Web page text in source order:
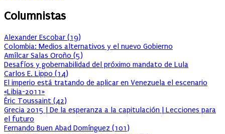
Columnistas
Alexander Escobar (19)
Colombia: Medios alternativos y el nuevo Gobierno
Amílcar Salas Oroño (5)
Desafíos y gobernabilidad del próximo mandato de Lula
Carlos E. Lippo (14)
El imperio está tratando de aplicar en Venezuela el escenario
«Libia-2011»
Éric Toussaint (42)
Grecia 2015 | De la esperanza a la capitulación | Lecciones para
el futuro
Fernando Buen Abad Domínguez (101)